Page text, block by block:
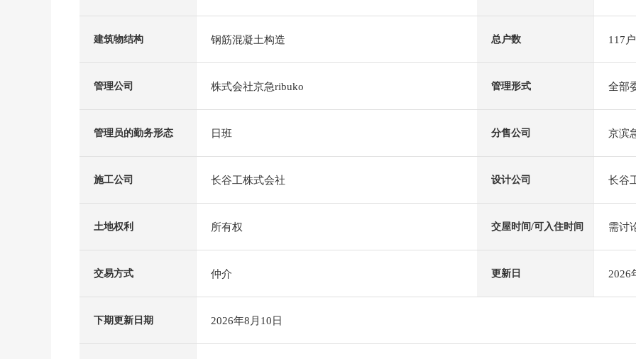
建筑物结构 钢筋混凝土构造 总户数 117户
管理公司 株式会社京急ribuko 管理形式 全部
管理员的勤务形态 日班 分售公司 京滨
施工公司 长谷工株式会社 设计公司 长谷
土地权利 所有权 交屋时间/可入住时间 需讨
交易方式 仲介 更新日 2026
下期更新日期 2026年8月10日